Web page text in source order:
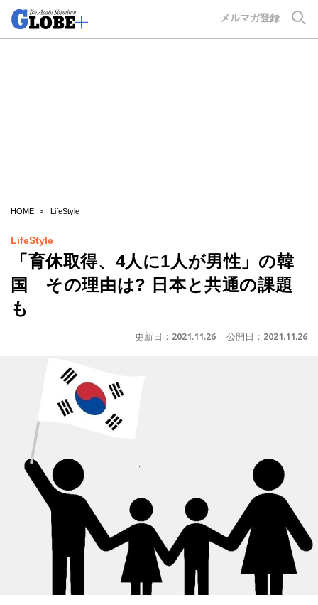
メルマガ登録
HOME LifeStyle
LifeStyle
「育休取得、4人に1人が男性」の韓
国 その理由は? 日本と共通の課題
も
更新日： 2021.11.26 公開日： 2021.11.26